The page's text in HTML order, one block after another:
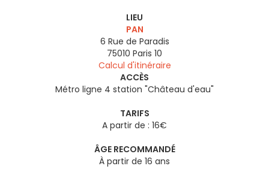
LIEU
PAN
6 Rue de Paradis
75010 Paris 10
Calcul d'itinéraire
ACCÈS
Métro ligne 4 station "Château d'eau"
TARIFS
A partir de : 16€
ÂGE RECOMMANDÉ
À partir de 16 ans